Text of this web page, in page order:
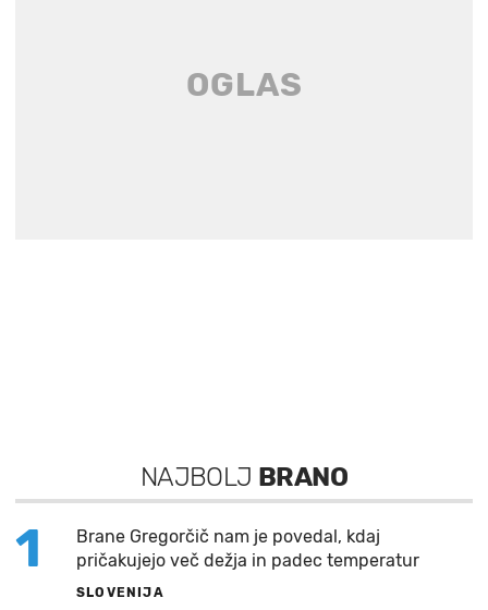
NAJBOLJ BRANO
1
Brane Gregorčič nam je povedal, kdaj
pričakujejo več dežja in padec temperatur
SLOVENIJA